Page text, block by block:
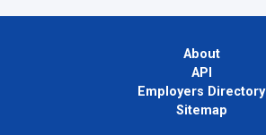
About
API
Employers Directory
Sitemap